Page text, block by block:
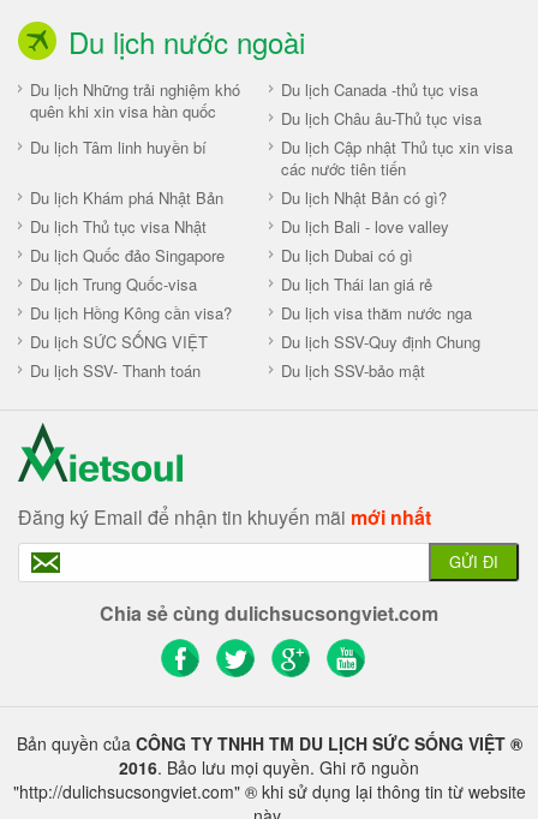
Du lịch nước ngoài
Du lịch Những trải nghiệm khó
quên khi xin visa hàn quốc
Du lịch Canada -thủ tục visa
Du lịch Châu âu-Thủ tục visa
Du lịch Tâm linh huyền bí
Du lịch Cập nhật Thủ tục xin visa
các nước tiên tiến
Du lịch Khám phá Nhật Bản
Du lịch Nhật Bản có gì?
Du lịch Thủ tục visa Nhật
Du lịch Bali - love valley
Du lịch Quốc đảo Singapore
Du lịch Dubai có gì
Du lịch Trung Quốc-visa
Du lịch Thái lan giá rẻ
Du lịch Hồng Kông cần visa?
Du lịch visa thăm nước nga
Du lịch SỨC SỐNG VIỆT
Du lịch SSV-Quy định Chung
Du lịch SSV- Thanh toán
Du lịch SSV-bảo mật
Đăng ký Email để nhận tin khuyến mãi mới nhất
GỬI ĐI
Chia sẻ cùng dulichsucsongviet.com
Bản quyền của CÔNG TY TNHH TM DU LỊCH SỨC SỐNG VIỆT ®
2016. Bảo lưu mọi quyền. Ghi rõ nguồn
"http://dulichsucsongviet.com" ® khi sử dụng lại thông tin từ website